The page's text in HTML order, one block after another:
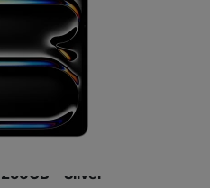
- Silver